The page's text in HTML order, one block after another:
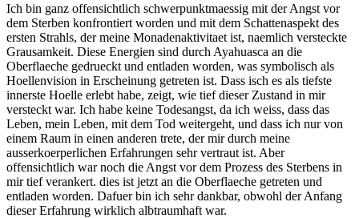
Ich bin ganz offensichtlich schwerpunktmaessig mit der Angst vor
dem Sterben konfrontiert worden und mit dem Schattenaspekt des
ersten Strahls, der meine Monadenaktivitaet ist, naemlich versteckte
Grausamkeit. Diese Energien sind durch Ayahuasca an die
Oberflaeche gedrueckt und entladen worden, was symbolisch als
Hoellenvision in Erscheinung getreten ist. Dass isch es als tiefste
innerste Hoelle erlebt habe, zeigt, wie tief dieser Zustand in mir
versteckt war. Ich habe keine Todesangst, da ich weiss, dass das
Leben, mein Leben, mit dem Tod weitergeht, und dass ich nur von
einem Raum in einen anderen trete, der mir durch meine
ausserkoerperlichen Erfahrungen sehr vertraut ist. Aber
offensichtlich war noch die Angst vor dem Prozess des Sterbens in
mir tief verankert. dies ist jetzt an die Oberflaeche getreten und
entladen worden. Dafuer bin ich sehr dankbar, obwohl der Anfang
dieser Erfahrung wirklich albtraumhaft war.